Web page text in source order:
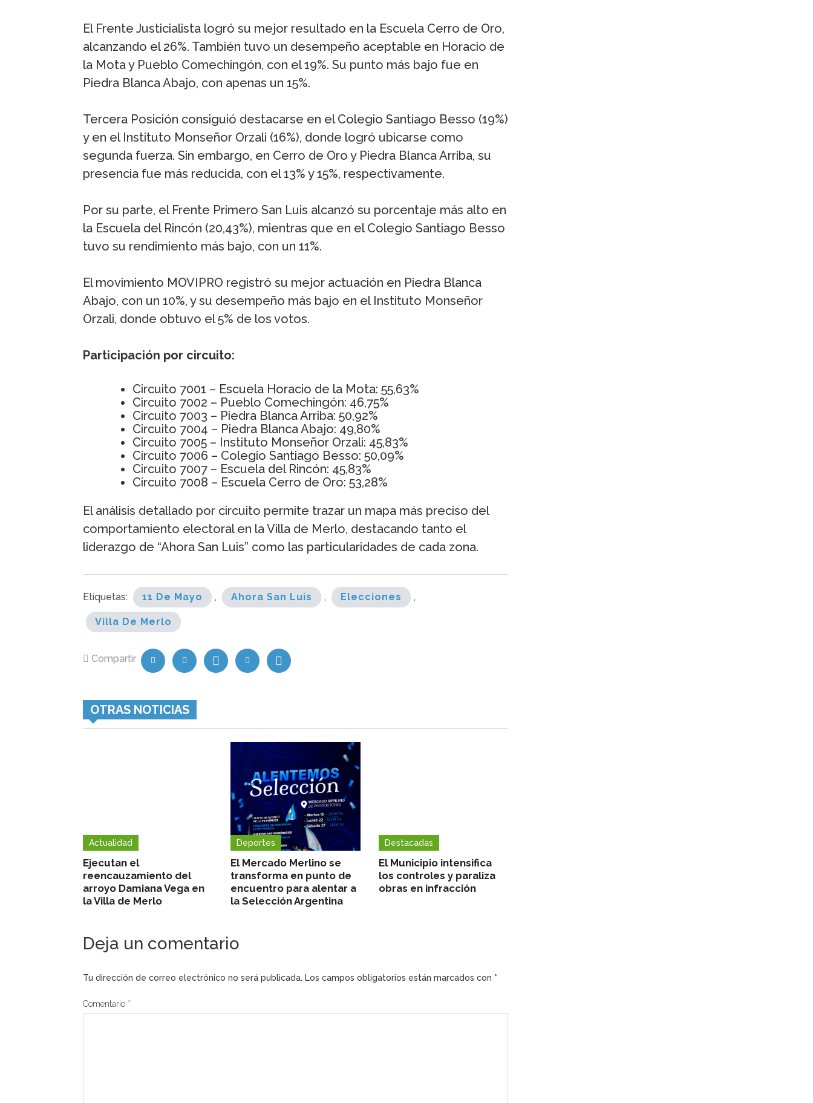
El Frente Justicialista logró su mejor resultado en la Escuela Cerro de Oro,
alcanzando el 26%. También tuvo un desempeño aceptable en Horacio de
la Mota y Pueblo Comechingón, con el 19%. Su punto más bajo fue en
Piedra Blanca Abajo, con apenas un 15%.
Tercera Posición consiguió destacarse en el Colegio Santiago Besso (19%)
y en el Instituto Monseñor Orzali (16%), donde logró ubicarse como
segunda fuerza. Sin embargo, en Cerro de Oro y Piedra Blanca Arriba, su
presencia fue más reducida, con el 13% y 15%, respectivamente.
Por su parte, el Frente Primero San Luis alcanzó su porcentaje más alto en
la Escuela del Rincón (20,43%), mientras que en el Colegio Santiago Besso
tuvo su rendimiento más bajo, con un 11%.
El movimiento MOVIPRO registró su mejor actuación en Piedra Blanca
Abajo, con un 10%, y su desempeño más bajo en el Instituto Monseñor
Orzali, donde obtuvo el 5% de los votos.
Participación por circuito:
Circuito 7001 – Escuela Horacio de la Mota: 55,63%
Circuito 7002 – Pueblo Comechingón: 46,75%
Circuito 7003 – Piedra Blanca Arriba: 50,92%
Circuito 7004 – Piedra Blanca Abajo: 49,80%
Circuito 7005 – Instituto Monseñor Orzali: 45,83%
Circuito 7006 – Colegio Santiago Besso: 50,09%
Circuito 7007 – Escuela del Rincón: 45,83%
Circuito 7008 – Escuela Cerro de Oro: 53,28%
El análisis detallado por circuito permite trazar un mapa más preciso del
comportamiento electoral en la Villa de Merlo, destacando tanto el
liderazgo de “Ahora San Luis” como las particularidades de cada zona.
Etiquetas: 11 De Mayo , Ahora San Luis , Elecciones ,
Villa De Merlo
Compartir
OTRAS NOTICIAS
Actualidad
Ejecutan el
reencauzamiento del
arroyo Damiana Vega en
la Villa de Merlo
Deportes
El Mercado Merlino se
transforma en punto de
encuentro para alentar a
la Selección Argentina
Destacadas
El Municipio intensifica
los controles y paraliza
obras en infracción
Deja un comentario
Tu dirección de correo electrónico no será publicada. Los campos obligatorios están marcados con *
Comentario *